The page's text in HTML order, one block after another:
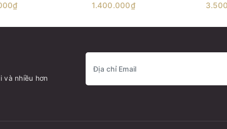
1.400.000₫
và nhiều hơn